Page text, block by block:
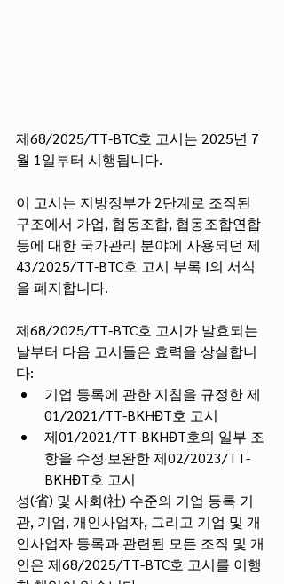
제68/2025/TT-BTC호 고시는 2025년 7
월 1일부터 시행됩니다.
이 고시는 지방정부가 2단계로 조직된
구조에서 가업, 협동조합, 협동조합연합
등에 대한 국가관리 분야에 사용되던 제
43/2025/TT-BTC호 고시 부록 I의 서식
을 폐지합니다.
제68/2025/TT-BTC호 고시가 발효되는
날부터 다음 고시들은 효력을 상실합니
다:
기업 등록에 관한 지침을 규정한 제
01/2021/TT-BKHĐT호 고시
제01/2021/TT-BKHĐT호의 일부 조
항을 수정·보완한 제02/2023/TT-
BKHĐT호 고시
성(省) 및 사회(社) 수준의 기업 등록 기
관, 기업, 개인사업자, 그리고 기업 및 개
인사업자 등록과 관련된 모든 조직 및 개
인은 제68/2025/TT-BTC호 고시를 이행